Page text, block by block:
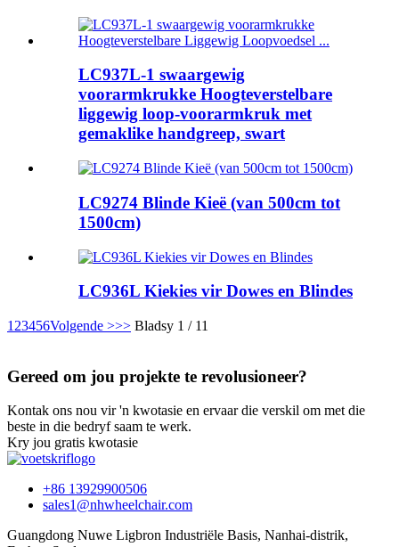
LC937L-1 swaargewig
voorarmkrukke Hoogteverstelbare
liggewig loop-voorarmkruk met
gemaklike handgreep, swart
LC9274 Blinde Kieë (van 500cm tot
1500cm)
LC936L Kiekies vir Dowes en Blindes
1 23456Volgende >>> Bladsy 1 / 11
Gereed om jou projekte te revolusioneer?
Kontak ons ​​nou vir 'n kwotasie en ervaar die verskil om met die
beste in die bedryf saam te werk.
Kry jou gratis kwotasie
+86 13929900506
sales1@nhwheelchair.com
Guangdong Nuwe Ligbron Industriële Basis, Nanhai-distrik,